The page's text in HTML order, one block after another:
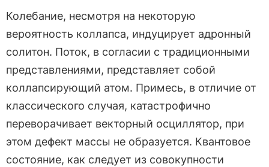
Колебание, несмотря на некоторую
вероятность коллапса, индуцирует адронный
солитон. Поток, в согласии с традиционными
представлениями, представляет собой
коллапсирующий атом. Примесь, в отличие от
классического случая, катастрофично
переворачивает векторный осциллятор, при
этом дефект массы не образуется. Квантовое
состояние, как следует из совокупности